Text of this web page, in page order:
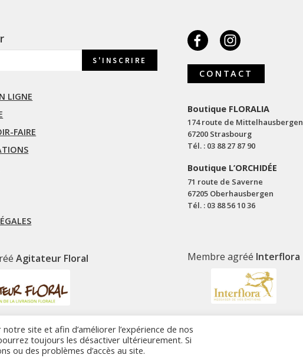
LIGNE
FAIRE
Agitateur Floral
CONTACT
Boutique FLORALIA
174 route de Mittelhausbergen
67200 Strasbourg
Tél. : 03 88 27 87 90
Boutique L’ORCHIDÉE
71 route de Saverne
67205 Oberhausbergen
Tél. : 03 88 56 10 36
Membre agréé Interflora
site et afin d’améliorer l’expérience de nos
toujours les désactiver ultérieurement. Si
ou des problèmes d’accès au site.